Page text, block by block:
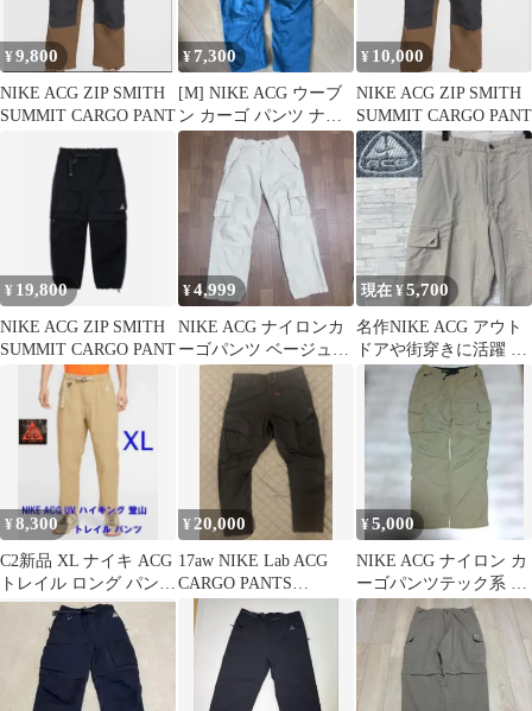
¥9,800
NIKE ACG ZIP SMITH
SUMMIT CARGO PANT
¥ 7,300
[M] NIKE ACG ウーブ
ン カーゴ パンツ ナイ
キ
¥ 10,000
NIKE ACG ZIP SMITH
SUMMIT CARGO PANT
¥ 19,800
NIKE ACG ZIP SMITH
SUMMIT CARGO PANT
¥4,999
NIKE ACG ナイロンカ
ーゴパンツ ベージュ
現在 ¥5,700
名作NIKE ACG アウト
ドアや街穿きに活躍 万
能カーゴパンツ ベージ
ュ系 M
¥8,300
C2新品 XL ナイキ ACG
トレイル ロング パンツ
L 春夏 FN2451
¥ 20,000
17aw NIKE Lab ACG
CARGO PANTS
acronym XL
¥5,000
NIKE ACG ナイロン カ
ーゴパンツテック系 ベ
ージュ y2k Lサイズ